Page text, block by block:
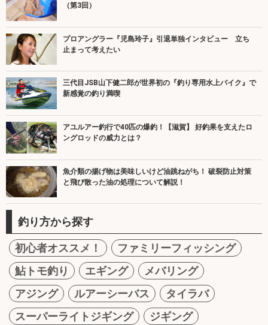
（第3回）
プロアングラー『児島玲子』引退単独インタビュー 立ち
止まって考えたい
三代目JSB山下健二郎が世界初の『釣り専用水上バイク』で
新感覚の釣り満喫
アユルアー釣行で40匹の爆釣！【滋賀】 好釣果を支えたロ
ングロッドの威力とは？
魚介類の揚げ物は美味しいけど油跳ねがち！ 破裂防止対策
と飛び散った油の処理について解説！
釣り方から探す
初心者オススメ！
ファミリーフィッシング
鮎トモ釣り
エギング
メバリング
アジング
ルアーシーバス
タイラバ
スーパーライトジギング
ジギング